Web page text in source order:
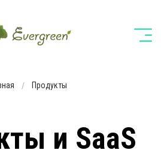
Продукты
и SaaS